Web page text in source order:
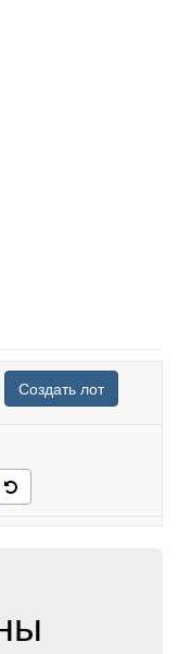
Создать лот